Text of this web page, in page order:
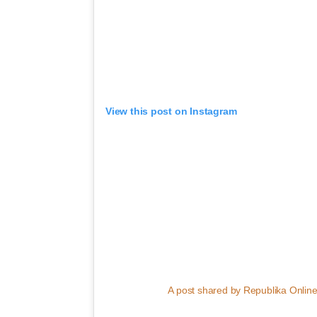
View this post on Instagram
A post shared by Republika